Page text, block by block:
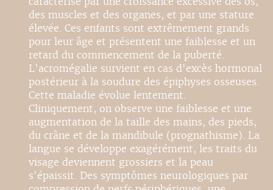
des muscles et des organes, et par une stature
élevée. Ces enfants sont extrêmement grands
pour leur âge et présentent une faiblesse et un
retard du commencement de la puberté.
L'acromégalie survient en cas d'excès hormonal
postérieur à la soudure des épiphyses osseuses.
Cette maladie évolue lentement.
Cliniquement, on observe une faiblesse et une
augmentation de la taille des mains, des pieds,
du crâne et de la mandibule (prognathisme). La
langue se développe exagérément, les traits du
visage deviennent grossiers et la peau
s'épaissit. Des symptômes neurologiques par